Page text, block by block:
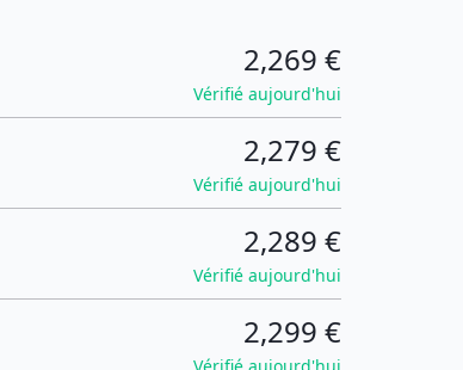
2,269 €
Vérifié aujourd'hui
2,279 €
Vérifié aujourd'hui
2,289 €
Vérifié aujourd'hui
2,299 €